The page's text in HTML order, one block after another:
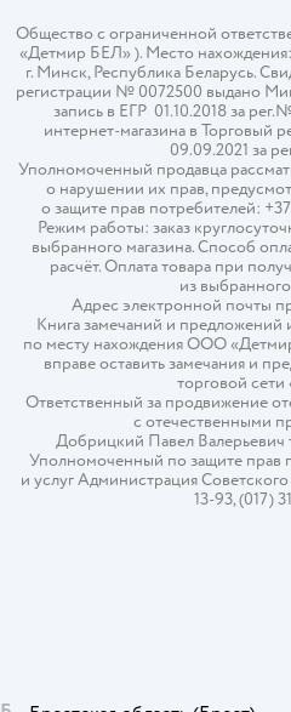
Общество с ограниченной
«Детмир БЕЛ» ). Место нахождения:
г. Минск, Республика Беларусь.
регистрации № 0072500 выдано
запись в ЕГР 01.10.2018 за
интернет-магазина в Торговый
09.09.2021 за
Уполномоченный продавца
о нарушении их прав,
о защите прав потребителей:
Режим работы: заказ
выбранного магазина. Способ
расчёт. Оплата товара при
из
Адрес электронной почты
Книга замечаний и предложений
по месту нахождения ООО
вправе оставить замечания и
торговой
Ответственный за продвижение
с отечественными
Добрицкий Павел Валерьевич
Уполномоченный по защите прав
и услуг Администрация Советского
13-93, (017)